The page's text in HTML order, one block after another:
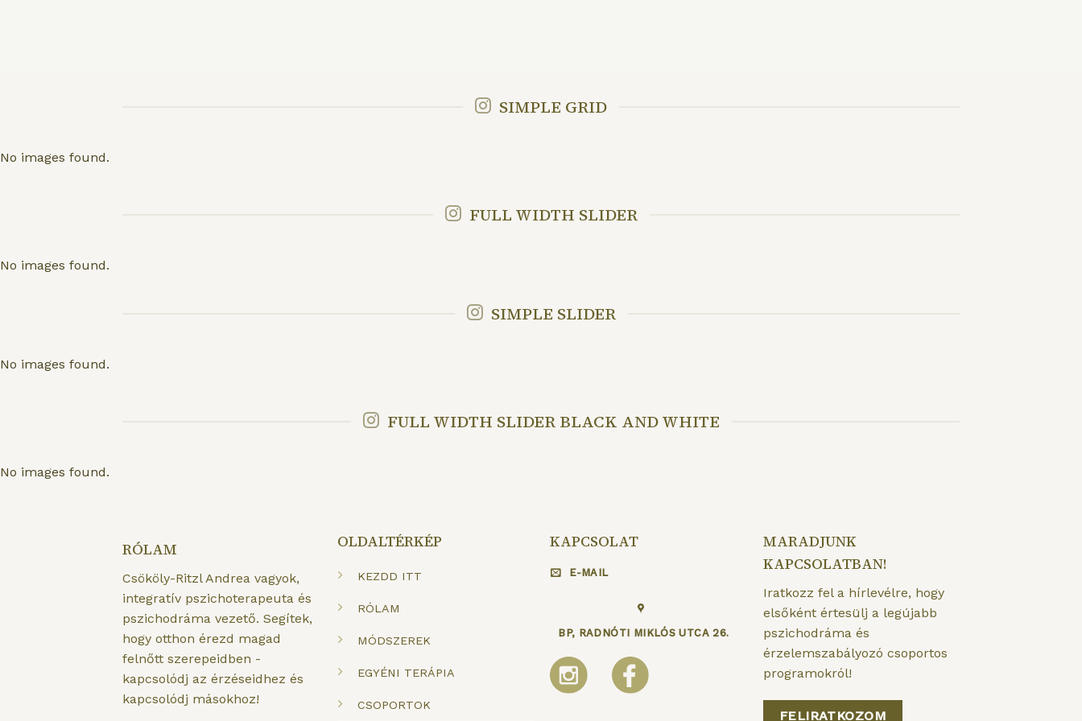
SIMPLE GRID
No images found.
FULL WIDTH SLIDER
No images found.
SIMPLE SLIDER
No images found.
FULL WIDTH SLIDER BLACK AND WHITE
No images found.
RÓLAM
Csököly-Ritzl Andrea vagyok,
integratív pszichoterapeuta és
pszichodráma vezető. Segítek,
hogy otthon érezd magad
felnőtt szerepeidben -
kapcsolódj az érzéseidhez és
kapcsolódj másokhoz!
OLDALTÉRKÉP
KEZDD ITT
RÓLAM
MÓDSZEREK
EGYÉNI TERÁPIA
CSOPORTOK
KAPCSOLAT
E-MAIL
BP, RADNÓTI MIKLÓS UTCA 26.
MARADJUNK
KAPCSOLATBAN!
Iratkozz fel a hírlevélre, hogy
elsőként értesülj a legújabb
pszichodráma és
érzelemszabályozó csoportos
programokról!
FELIRATKOZOM